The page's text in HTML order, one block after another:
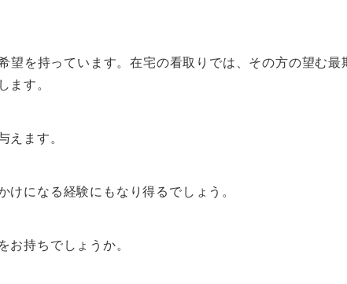
を持っています。在宅の看取りでは、その方の望む最
ます。
えます。
になる経験にもなり得るでしょう。
持ちでしょうか。